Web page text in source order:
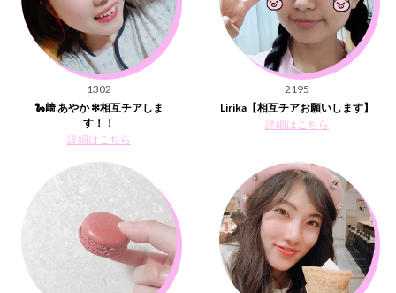
1302
🐍﨑 あやか ❇相互チアしま
す！！
詳細はこちら
2195
Lirika【相互チアお願いします】
詳細はこちら